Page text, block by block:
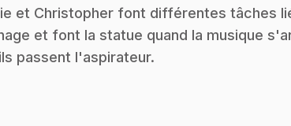
et Christopher font différentes tâches
et font la statue quand la musique
passent l'aspirateur.